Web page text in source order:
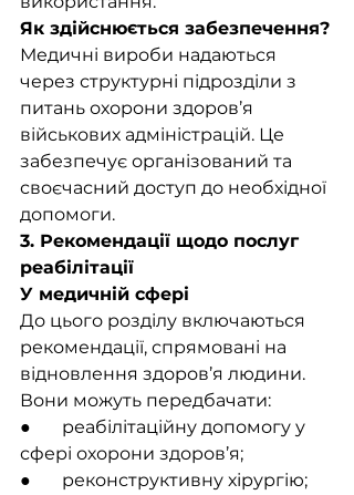
Як здійснюється забезпечення?
Медичні вироби надаються
через структурні підрозділи з
питань охорони здоров’я
військових адміністрацій. Це
забезпечує організований та
своєчасний доступ до необхідної
допомоги.
3. Рекомендації щодо послуг
реабілітації
У медичній сфері
До цього розділу включаються
рекомендації, спрямовані на
відновлення здоров’я людини.
Вони можуть передбачати:
●       реабілітаційну допомогу у
сфері охорони здоров’я;
●       реконструктивну хірургію;